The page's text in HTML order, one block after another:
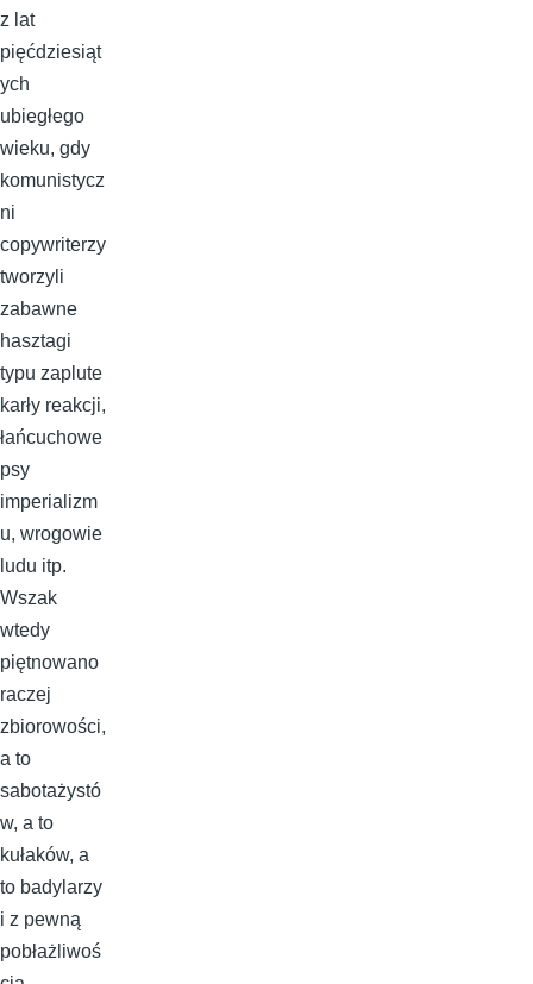
z lat
pięćdziesiąt
ych
ubiegłego
wieku, gdy
komunistycz
ni
copywriterzy
tworzyli
zabawne
hasztagi
typu zaplute
karły reakcji,
łańcuchowe
psy
imperializm
u, wrogowie
ludu itp.
Wszak
wtedy
piętnowano
raczej
zbiorowości,
a to
sabotażystó
w, a to
kułaków, a
to badylarzy
i z pewną
pobłażliwoś